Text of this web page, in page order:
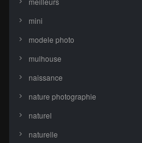
mini
modele photo
mulhouse
naissance
nature photographie
naturel
naturelle